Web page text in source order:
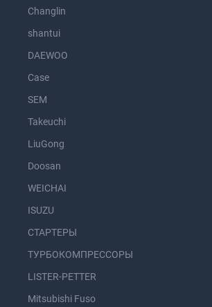
Changlin
shantui
DAEWOO
Case
SEM
Takeuchi
LiuGong
Doosan
WEICHAI
ISUZU
СТАРТЕРЫ
ТУРБОКОМПРЕССОРЫ
LISTER-PETTER
Mitsubishi Fuso